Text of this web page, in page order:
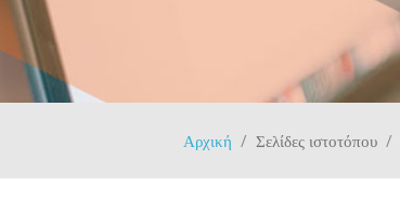
Αρχική Σελίδες ιστοτόπου